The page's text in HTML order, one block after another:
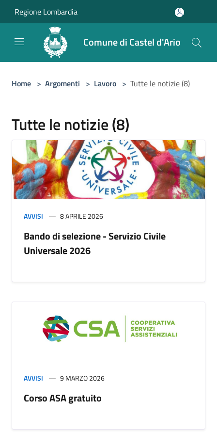
Regione Lombardia
Comune di Castel d'Ario
Home > Argomenti > Lavoro > Tutte le notizie (8)
Tutte le notizie (8)
AVVISI 8 APRILE 2026
Bando di selezione - Servizio Civile
Universale 2026
AVVISI 9 MARZO 2026
Corso ASA gratuito